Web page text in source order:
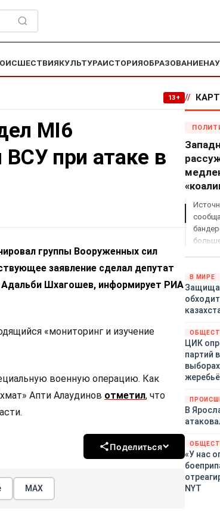
КУЛЬТУРАИСТОРИЯОБРАЗОВАНИЕ
13+
MI6
при атаке в
группы Вооруженных сил
заявление сделал депутат
Шхагошев, информирует РИА
«мониторинг и изучение
военную операцию. Как
Апти Алаудинов отметил, что
Поделиться
МАХ
//
году.
во
в США.
В МИРЕ
ЦИК
партий
В
«У нас
NYT